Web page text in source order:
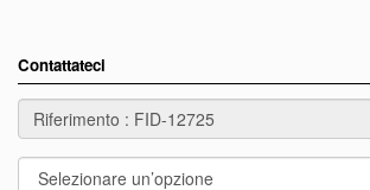
Contattateci